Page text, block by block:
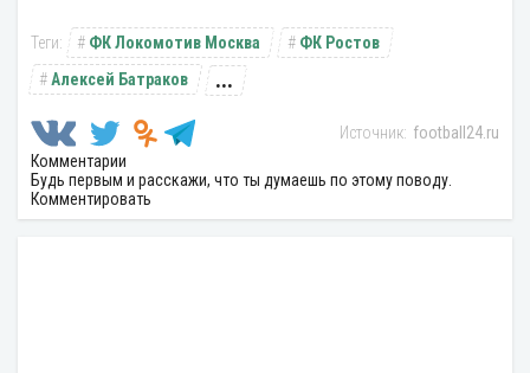
ФК Локомотив Москва
ФК Ростов
Алексей Батраков
...
football24.ru
Комментарии
Будь первым и расскажи, что ты думаешь по этому поводу.
Комментировать